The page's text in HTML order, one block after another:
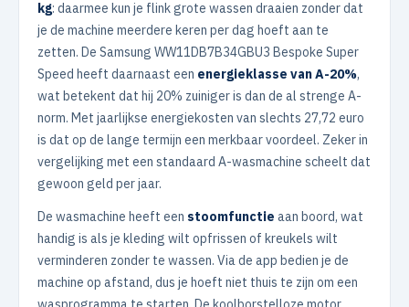
kg: daarmee kun je flink grote wassen draaien zonder dat
je de machine meerdere keren per dag hoeft aan te
zetten. De Samsung WW11DB7B34GBU3 Bespoke Super
Speed heeft daarnaast een energieklasse van A-20%,
wat betekent dat hij 20% zuiniger is dan de al strenge A-
norm. Met jaarlijkse energiekosten van slechts 27,72 euro
is dat op de lange termijn een merkbaar voordeel. Zeker in
vergelijking met een standaard A-wasmachine scheelt dat
gewoon geld per jaar.
De wasmachine heeft een stoomfunctie aan boord, wat
handig is als je kleding wilt opfrissen of kreukels wilt
verminderen zonder te wassen. Via de app bedien je de
machine op afstand, dus je hoeft niet thuis te zijn om een